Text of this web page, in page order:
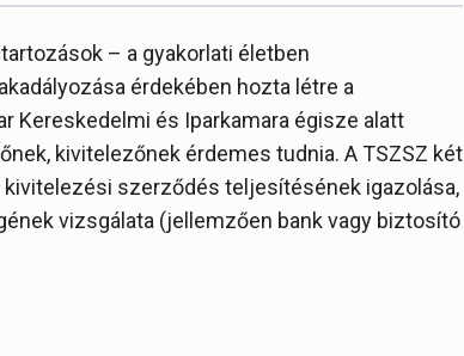
– a gyakorlati életben
érdekében hozta létre a
Kereskedelmi és Iparkamara égisze alatt
kivitelezőnek érdemes tudnia. A TSZSZ két
szerződés teljesítésének igazolása,
vizsgálata (jellemzően bank vagy biztosító